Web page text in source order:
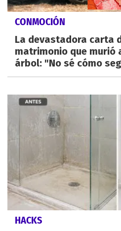
CONMOCIÓN
La devastadora carta
matrimonio que murió
árbol: "No sé cómo
HACKS